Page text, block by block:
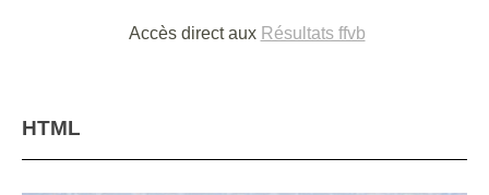
Accès direct aux Résultats ffvb
HTML